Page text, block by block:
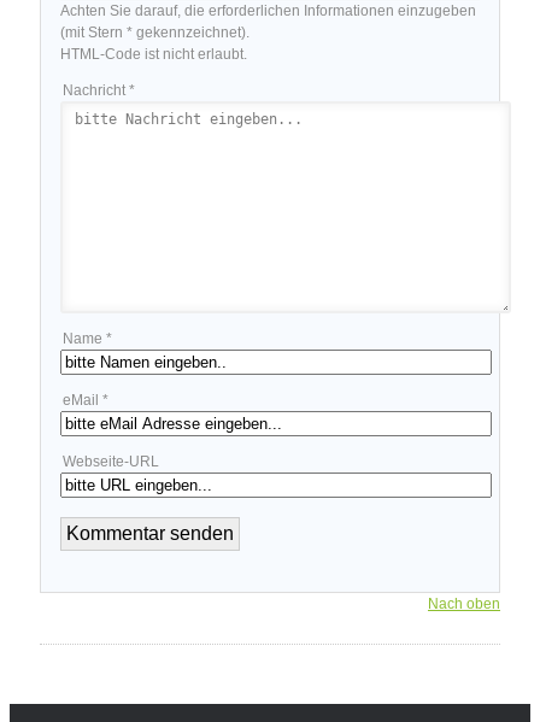
Achten Sie darauf, die erforderlichen Informationen einzugeben
(mit Stern * gekennzeichnet).
HTML-Code ist nicht erlaubt.
Nachricht *
Name *
eMail *
Webseite-URL
Nach oben